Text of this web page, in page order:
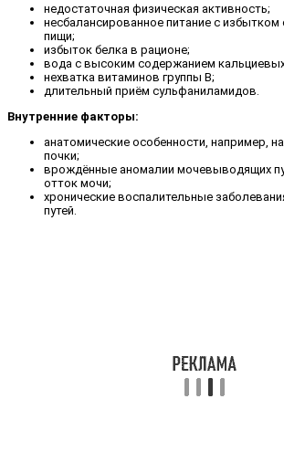
недостаточная физическая активность;
несбалансированное питание с избытком
пищи;
избыток белка в рационе;
вода с высоким содержанием
нехватка витаминов группы В;
длительный приём сульфаниламидов.
Внутренние факторы:
анатомические особенности, например,
почки;
врождённые аномалии мочевыводящих
отток мочи;
хронические воспалительные
путей.